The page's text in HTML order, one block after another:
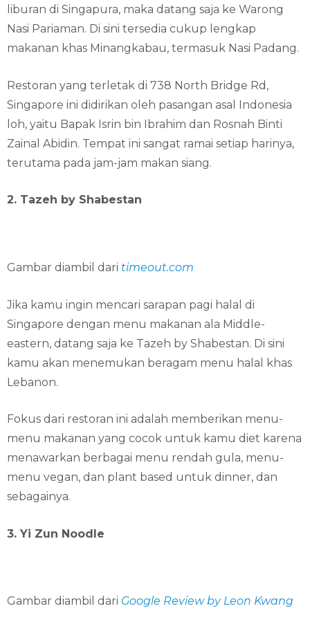
liburan di Singapura, maka datang saja ke Warong
Nasi Pariaman. Di sini tersedia cukup lengkap
makanan khas Minangkabau, termasuk Nasi Padang.
Restoran yang terletak di 738 North Bridge Rd,
Singapore ini didirikan oleh pasangan asal Indonesia
loh, yaitu Bapak Isrin bin Ibrahim dan Rosnah Binti
Zainal Abidin. Tempat ini sangat ramai setiap harinya,
terutama pada jam-jam makan siang.
2. Tazeh by Shabestan
Gambar diambil dari timeout.com
Jika kamu ingin mencari sarapan pagi halal di
Singapore dengan menu makanan ala Middle-
eastern, datang saja ke Tazeh by Shabestan. Di sini
kamu akan menemukan beragam menu halal khas
Lebanon.
Fokus dari restoran ini adalah memberikan menu-
menu makanan yang cocok untuk kamu diet karena
menawarkan berbagai menu rendah gula, menu-
menu vegan, dan plant based untuk dinner, dan
sebagainya.
3. Yi Zun Noodle
Gambar diambil dari Google Review by Leon Kwang